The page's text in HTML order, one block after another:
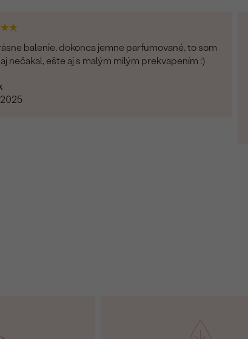
balenie, dokonca jemne parfumované, to som
nečakal, ešte aj s malým milým prekvapením :)